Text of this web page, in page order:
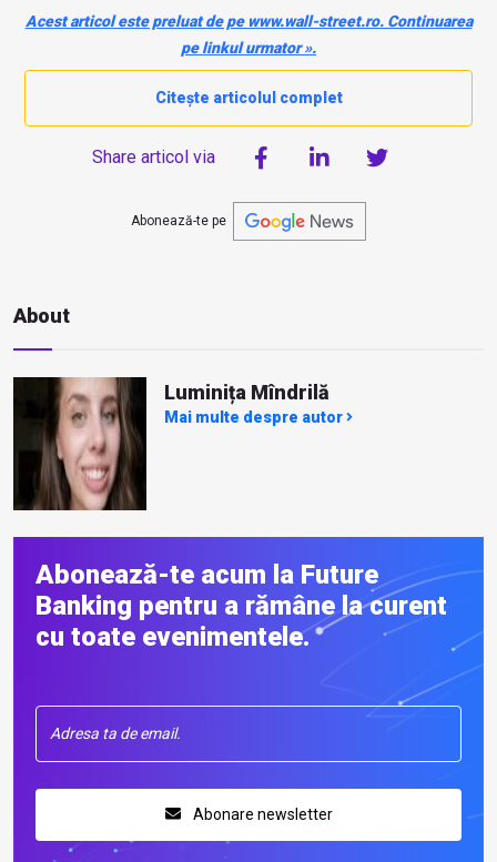
responsabil, într-un context caracterizat de transformări
profunde ale industriei bancare și pieței muncii.
Acest articol este preluat de pe www.wall-street.ro. Continuarea
pe linkul urmator ».
Citește articolul complet
Share articol via
Abonează-te pe
About
Luminița Mîndrilă
Mai multe despre autor
Abonează-te acum la Future
Banking pentru a rămâne la curent
cu toate evenimentele.
Abonare newsletter